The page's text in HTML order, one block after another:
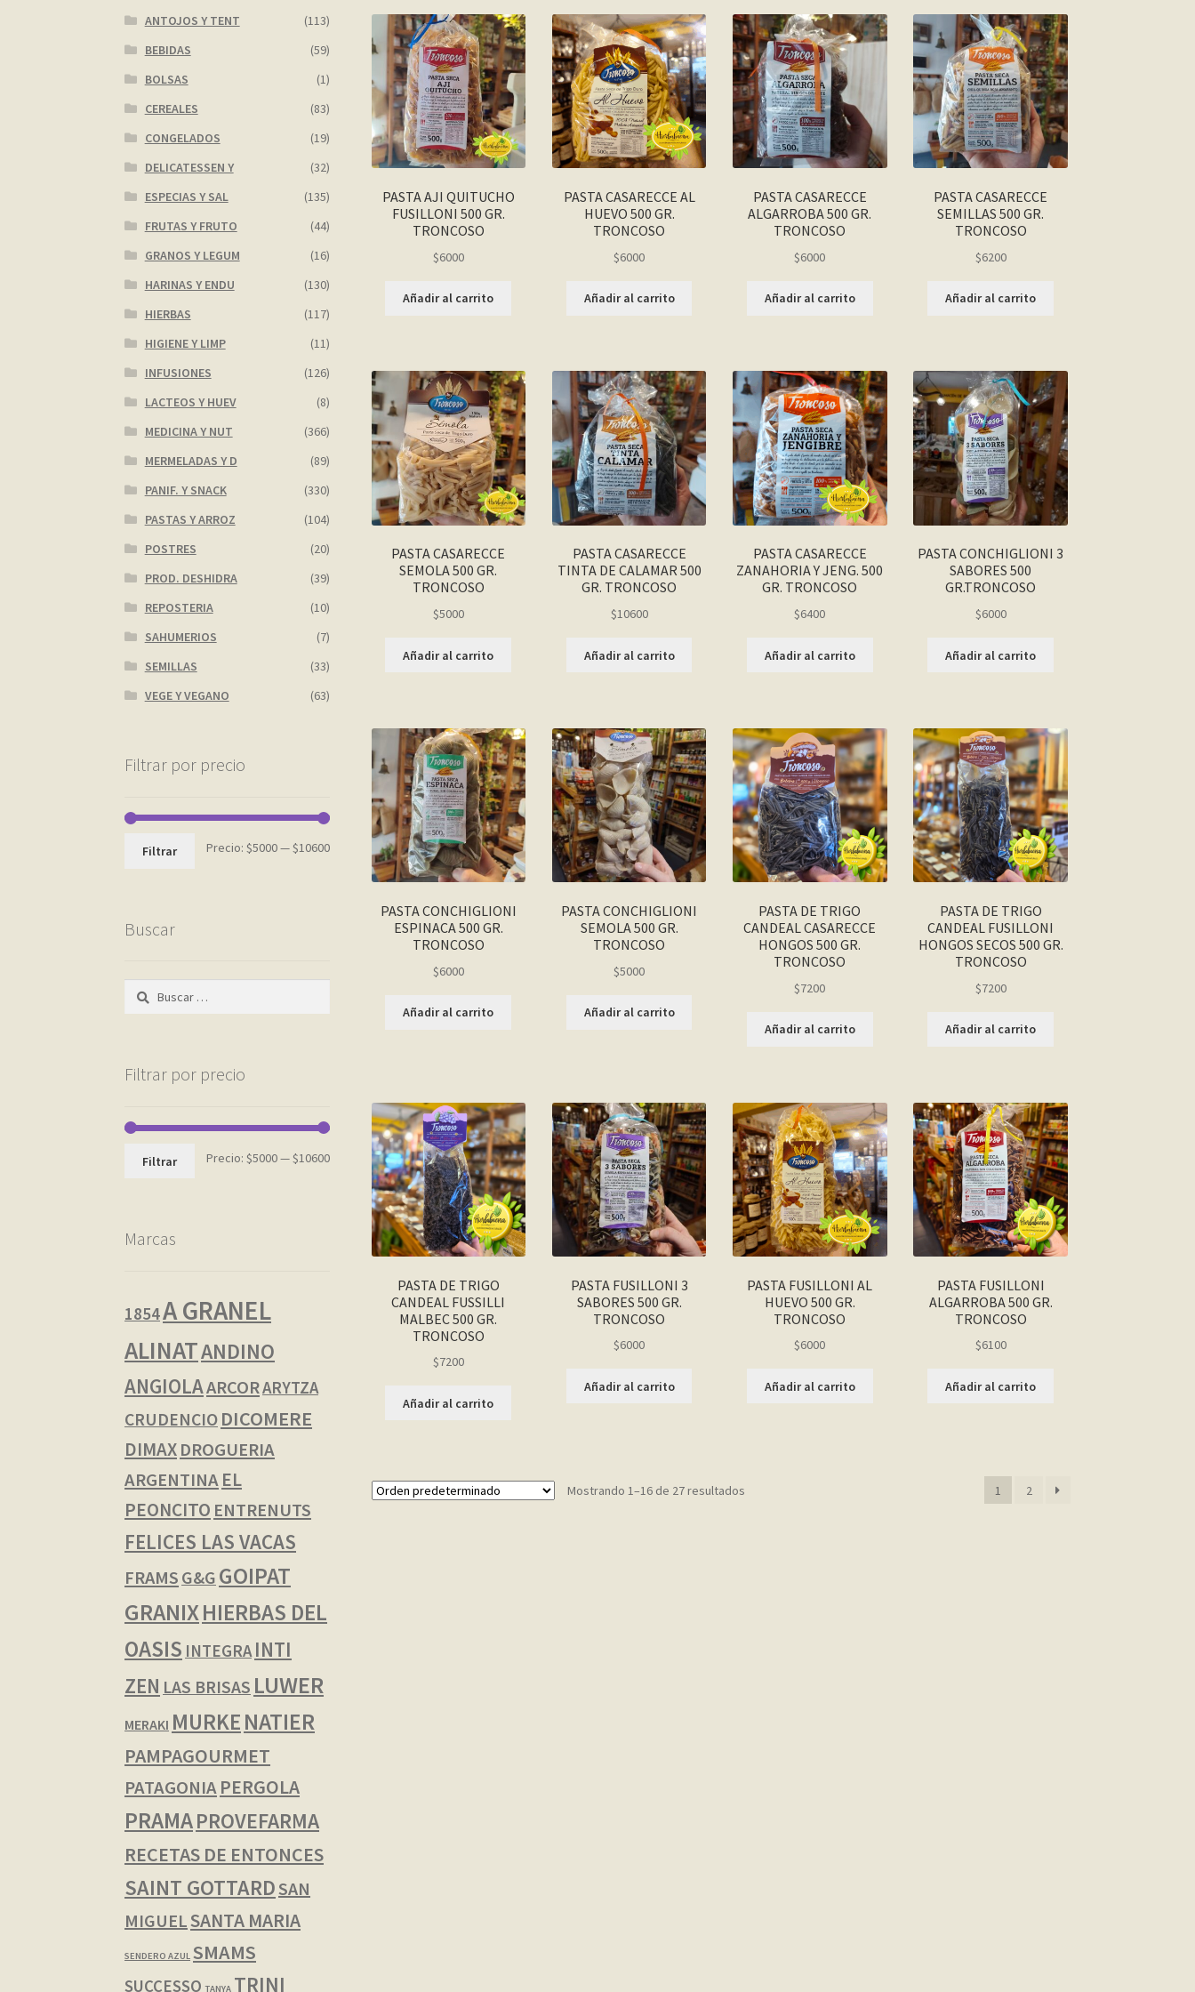
PASTA AJI QUITUCHO
FUSILLONI 500 GR.
TRONCOSO
$6000
Añadir al carrito
PASTA CASARECCE AL
HUEVO 500 GR.
TRONCOSO
$6000
Añadir al carrito
PASTA CASARECCE
ALGARROBA 500 GR.
TRONCOSO
$6000
Añadir al carrito
PASTA CASARECCE
SEMILLAS 500 GR.
TRONCOSO
$6200
Añadir al carrito
PASTA CASARECCE
SEMOLA 500 GR.
TRONCOSO
$5000
Añadir al carrito
PASTA CASARECCE
TINTA DE CALAMAR 500
GR. TRONCOSO
$10600
Añadir al carrito
PASTA CASARECCE
ZANAHORIA Y JENG. 500
GR. TRONCOSO
$6400
Añadir al carrito
PASTA CONCHIGLIONI 3
SABORES 500
GR.TRONCOSO
$6000
Añadir al carrito
PASTA CONCHIGLIONI
ESPINACA 500 GR.
TRONCOSO
$6000
Añadir al carrito
PASTA CONCHIGLIONI
SEMOLA 500 GR.
TRONCOSO
$5000
Añadir al carrito
PASTA DE TRIGO
CANDEAL CASARECCE
HONGOS 500 GR.
TRONCOSO
$7200
Añadir al carrito
PASTA DE TRIGO
CANDEAL FUSILLONI
HONGOS SECOS 500 GR.
TRONCOSO
$7200
Añadir al carrito
PASTA DE TRIGO
CANDEAL FUSSILLI
MALBEC 500 GR.
TRONCOSO
$7200
Añadir al carrito
PASTA FUSILLONI 3
SABORES 500 GR.
TRONCOSO
$6000
Añadir al carrito
PASTA FUSILLONI AL
HUEVO 500 GR.
TRONCOSO
$6000
Añadir al carrito
PASTA FUSILLONI
ALGARROBA 500 GR.
TRONCOSO
$6100
Añadir al carrito
Mostrando 1–16 de 27 resultados 1 2
ANTOJOS Y TENT
(113)
BEBIDAS
(59)
BOLSAS
(1)
CEREALES
(83)
CONGELADOS
(19)
DELICATESSEN Y
(32)
ESPECIAS Y SAL
(135)
FRUTAS Y FRUTO
(44)
GRANOS Y LEGUM
(16)
HARINAS Y ENDU
(130)
HIERBAS
(117)
HIGIENE Y LIMP
(11)
INFUSIONES
(126)
LACTEOS Y HUEV
(8)
MEDICINA Y NUT
(366)
MERMELADAS Y D
(89)
PANIF. Y SNACK
(330)
PASTAS Y ARROZ
(104)
POSTRES
(20)
PROD. DESHIDRA
(39)
REPOSTERIA
(10)
SAHUMERIOS
(7)
SEMILLAS
(33)
VEGE Y VEGANO
(63)
Filtrar por precio
Precio
Precio
Filtrar Precio:$5000—$10600
Buscar
Buscar:
Filtrar por precio
Precio
Precio
Filtrar Precio:$5000—$10600
Marcas
1854A GRANEL
ALINATANDINO
ANGIOLAARCORARYTZA
CRUDENCIO DICOMERE
DIMAXDROGUERIA
ARGENTINAEL
PEONCITO ENTRENUTS
FELICES LAS VACAS
FRAMS G&G GOIPAT
GRANIXHIERBAS DEL
OASIS INTEGRA INTI
ZEN LAS BRISAS LUWER
MERAKI MURKENATIER
PAMPAGOURMET
PATAGONIAPERGOLA
PRAMAPROVEFARMA
RECETAS DE ENTONCES
SAINT GOTTARDSAN
MIGUEL SANTA MARIA
SENDERO AZUL SMAMS
SUCCESSO TANYA TRINI